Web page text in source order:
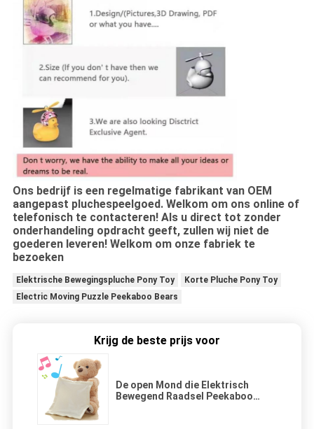
Ons bedrijf is een regelmatige fabrikant van OEM
aangepast pluchespeelgoed. Welkom om ons online of
telefonisch te contacteren! Als u direct tot zonder
onderhandeling opdracht geeft, zullen wij niet de
goederen leveren! Welkom om onze fabriek te
bezoeken
Elektrische Bewegingspluche Pony Toy
Korte Pluche Pony Toy
Electric Moving Puzzle Peekaboo Bears
Krijg de beste prijs voor
De open Mond die Elektrisch
Bewegend Raadsel Peekaboo